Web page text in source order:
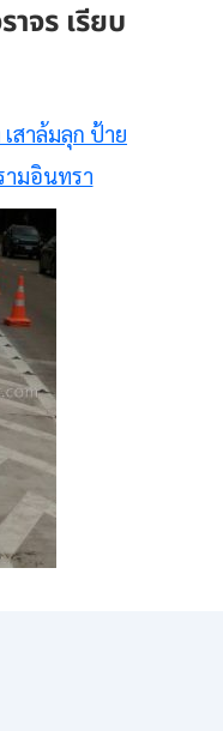
าจร เรียบ
เสาล้มลุก ป้าย
ามอินทรา